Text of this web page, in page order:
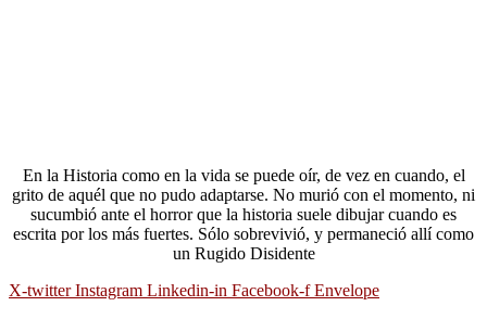
En la Historia como en la vida se puede oír, de vez en cuando, el
grito de aquél que no pudo adaptarse. No murió con el momento, ni
sucumbió ante el horror que la historia suele dibujar cuando es
escrita por los más fuertes. Sólo sobrevivió, y permaneció allí como
un Rugido Disidente
X-twitter Instagram Linkedin-in Facebook-f Envelope